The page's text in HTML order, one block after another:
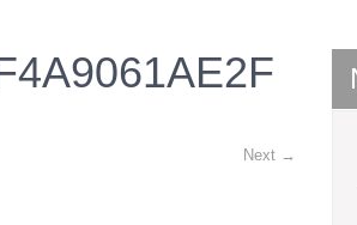
Next →